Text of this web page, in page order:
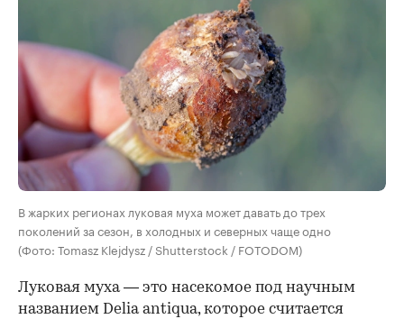
В жарких регионах луковая муха может давать до трех
поколений за сезон, в холодных и северных чаще одно
(Фото: Tomasz Klejdysz / Shutterstock / FOTODOM)
Луковая муха — это насекомое под научным
названием Delia antiqua, которое считается